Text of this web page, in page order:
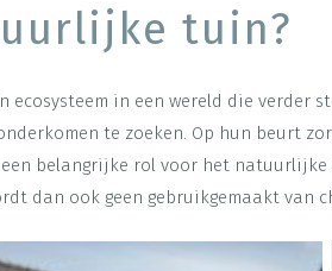
tuin?
in een wereld die verder
te zoeken. Op hun beurt
belangrijke rol voor het
dan ook geen gebruikgemaakt van